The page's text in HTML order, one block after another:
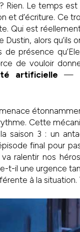
Rien. Le temps
et d’écriture. Ce
Qui est
alors qu’ils
présence
de vouloir
artificielle —
Cette
saison 3 : un
final pour
ralentir nos
t-il une urgence
à la